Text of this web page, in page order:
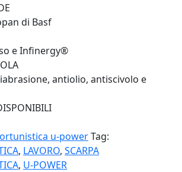
di Basf
e Infinergy®
antiolio, antiscivolo e
u-powerTag:
, LAVORO, SCARPA
, U-POWER